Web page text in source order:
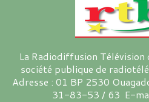
La Radiodiffusion
société publique de
Adresse : 01 BP 2530
31-83-53 / 63 E-